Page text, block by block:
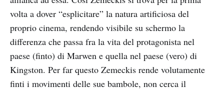
volta a dover “esplicitare” la natura artificiosa del
proprio cinema, rendendo visibile su schermo la
differenza che passa fra la vita del protagonista nel
paese (finto) di Marwen e quella nel paese (vero) di
Kingston. Per far questo Zemeckis rende volutamente
finti i movimenti delle sue bambole, non cerca il